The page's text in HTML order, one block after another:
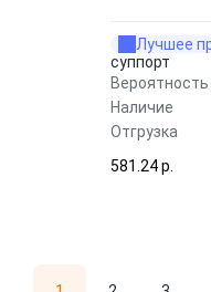
Лучшее
суппорт
Вероятность
Наличие
Отгрузка
581.24 p.